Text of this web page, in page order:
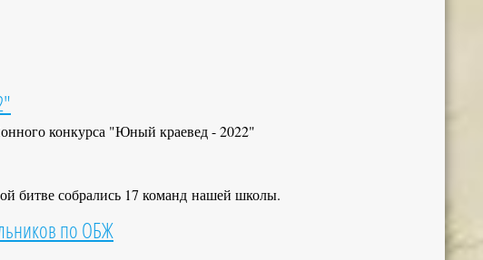
конкурса "Юный краевед - 2022"
битве собрались 17 команд нашей школы.
по ОБЖ